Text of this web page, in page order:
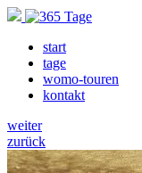
start
tage
womo-touren
kontakt
weiter
zurück